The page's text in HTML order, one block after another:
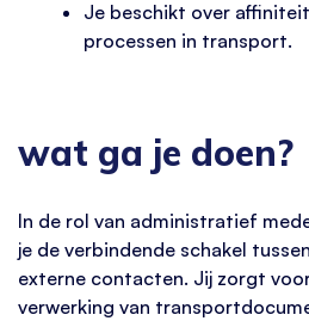
Je beschikt over
processen in transport.
wat ga je doen?
In de rol van administratief
je de verbindende schakel
externe contacten. Jij zorgt
verwerking van